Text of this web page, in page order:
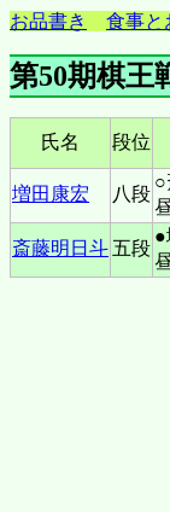
お品書き 食事と
第50期棋王
氏名 段位
増田康宏
八段
○
斎藤明日斗 五段
●